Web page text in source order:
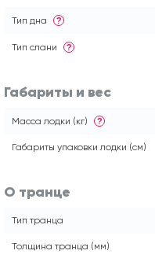
Тип дна ?
Тип слани ?
Габариты и вес
Масса лодки (кг) ?
Габариты упаковки лодки (см)
О транце
Тип транца
Толщина транца (мм)